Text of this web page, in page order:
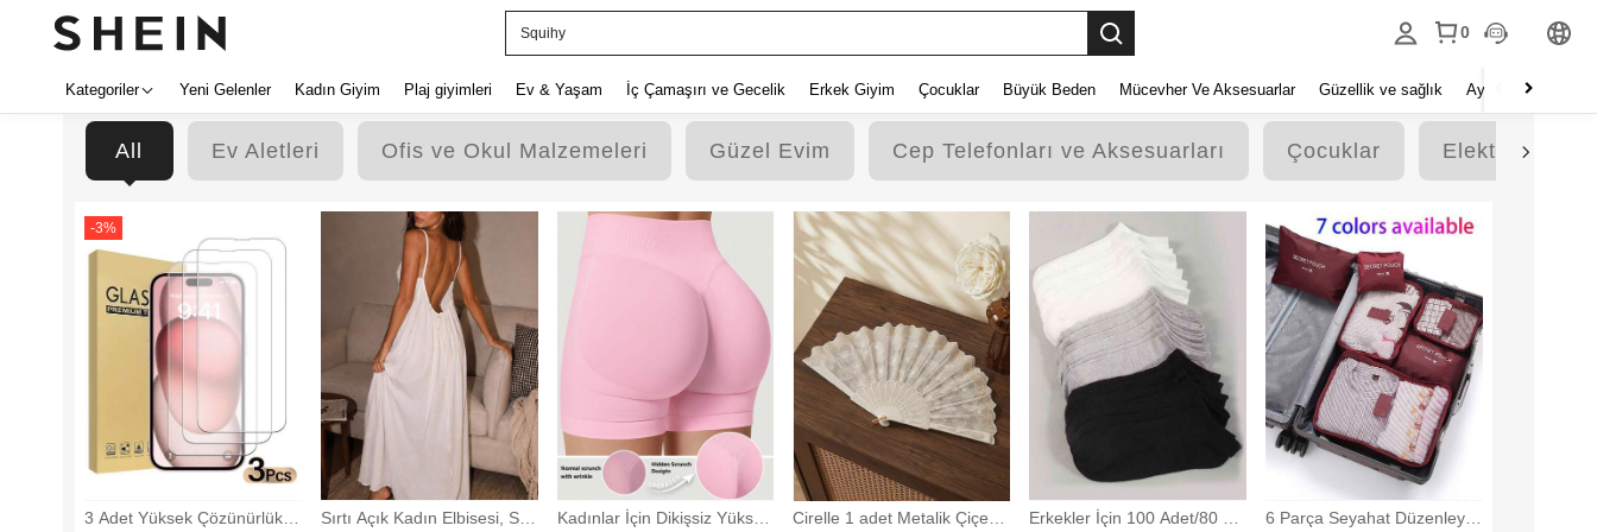
çanta 0
Kategoriler Yeni Gelenler Kadın Giyim Plaj giyimleri Ev & Yaşam İç Çamaşırı ve Gecelik Erkek Giyim Çocuklar Büyük Beden Mücevher Ve Aksesuarlar Güzellik ve sağlık Ayakkabı
All Ev Aletleri Ofis ve Okul Malzemeleri Güzel Evim Cep Telefonları ve Aksesuarları Çocuklar Elektronik
-3%
3 Adet Yüksek Çözünürlüklü
Sırtı Açık Kadın Elbisesi, Sek
Kadınlar İçin Dikişsiz Yüksek
Cirelle 1 adet Metalik Çiçek
Erkekler İçin 100 Adet/80 Ad
6 Parça Seyahat Düzenleyici